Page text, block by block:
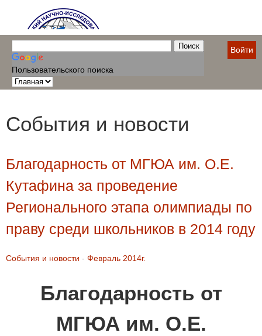
Пользовательского поиска
Войти
События и новости
Благодарность от МГЮА им. О.Е.
Кутафина за проведение
Регионального этапа олимпиады по
праву среди школьников в 2014 году
События и новости - Февраль 2014г.
Благодарность от
МГЮА им. О.Е.